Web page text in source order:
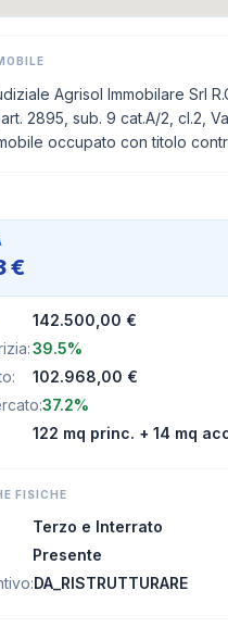
Agrisol Immobilare Srl
2895, sub. 9 cat.A/2, cl.2,
occupato con titolo
€
142.500,00 €
:39.5%
:
102.968,00 €
:37.2%
122 mq princ. + 14 mq
FISICHE
Terzo e Interrato
Presente
:DA_RISTRUTTURARE